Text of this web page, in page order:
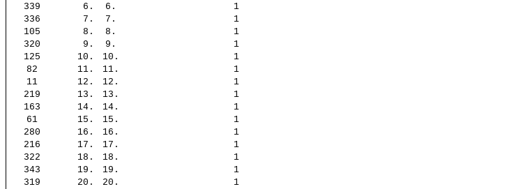
339
6. 6. 1
336
7. 7. 1
105
8. 8. 1
320
9. 9. 1
125
10. 10. 1
82
11. 11. 1
11
12. 12. 1
219
13. 13. 1
163
14. 14. 1
61
15. 15. 1
280
16. 16. 1
216
17. 17. 1
322
18. 18. 1
343
19. 19. 1
319
20. 20. 1